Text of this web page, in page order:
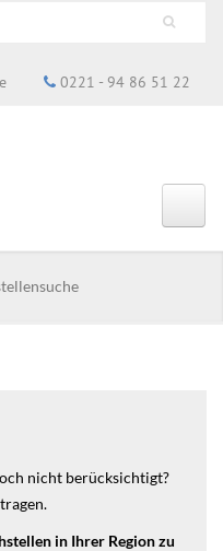
0221 - 94 86 51 22
nicht berücksichtigt?
in Ihrer Region zu